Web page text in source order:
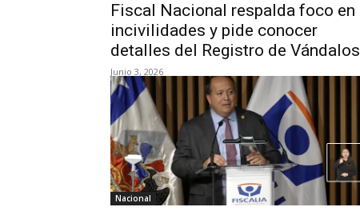
Fiscal Nacional respalda foco en
incivilidades y pide conocer
detalles del Registro de Vándalos
Junio 3, 2026
Nacional